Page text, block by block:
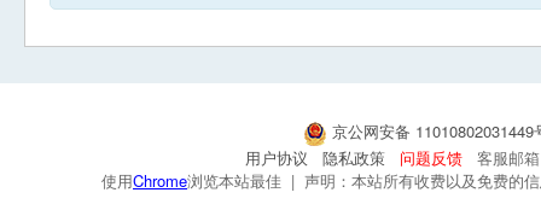
京公网安备
用户协议
隐私政策 问题反馈
客服邮
使用Chrome浏览本站最佳 | 声明：本站所有收费以及免费的